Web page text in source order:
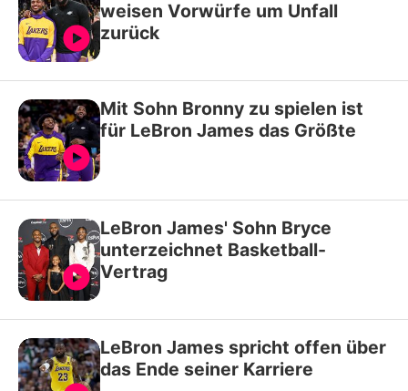
weisen Vorwürfe um Unfall
zurück
Mit Sohn Bronny zu spielen ist
für LeBron James das Größte
LeBron James' Sohn Bryce
unterzeichnet Basketball-
Vertrag
LeBron James spricht offen über
das Ende seiner Karriere